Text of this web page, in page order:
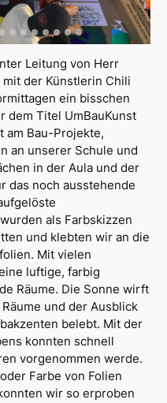
Leitung von Herr
mit der Künstlerin Chili
ein bisschen
dem Titel UmBauKunst
am Bau-Projekte,
an unserer Schule und
in der Aula und der
das noch ausstehende
als Farbskizzen
und klebten wir an die
Mit vielen
luftige, farbig
Räume. Die Sonne wirft
und der Ausblick
belebt. Mit der
konnten schnell
vorgenommen werde.
Farbe von Folien
wir so erproben